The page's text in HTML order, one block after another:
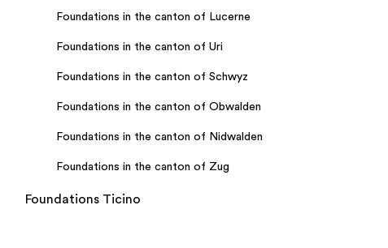
Foundations in the canton of Lucerne
Foundations in the canton of Uri
Foundations in the canton of Schwyz
Foundations in the canton of Obwalden
Foundations in the canton of Nidwalden
Foundations in the canton of Zug
Foundations Ticino